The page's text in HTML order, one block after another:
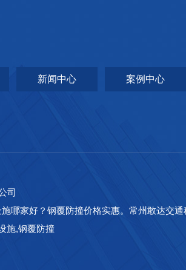
新闻中心 案例中心
司
哪家好？钢覆防撞价格实惠。常州敢达交通
施,钢覆防撞